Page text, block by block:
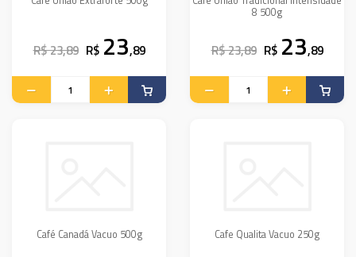
R$ 23,89 R$ 23,89
8 500g
R$ 23,89 R$ 23,89
Café Canadá Vacuo 500g Cafe Qualita Vacuo 250g